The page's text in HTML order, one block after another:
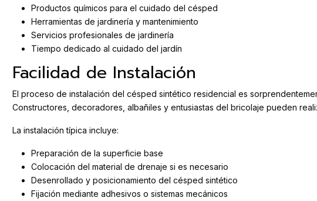
Productos químicos para el cuidado del césped
Herramientas de jardinería y mantenimiento
Servicios profesionales de jardinería
Tiempo dedicado al cuidado del jardín
Facilidad de Instalación
El proceso de instalación del césped sintético residencial es
Constructores, decoradores, albañiles y entusiastas del bricolaje pueden
La instalación típica incluye:
Preparación de la superficie base
Colocación del material de drenaje si es necesario
Desenrollado y posicionamiento del césped sintético
Fijación mediante adhesivos o sistemas mecánicos